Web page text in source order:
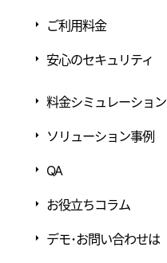
ご利用料金
安心のセキュリティ
料金シミュレーション
ソリューション事例
QA
お役立ちコラム
デモ･お問い合わせは